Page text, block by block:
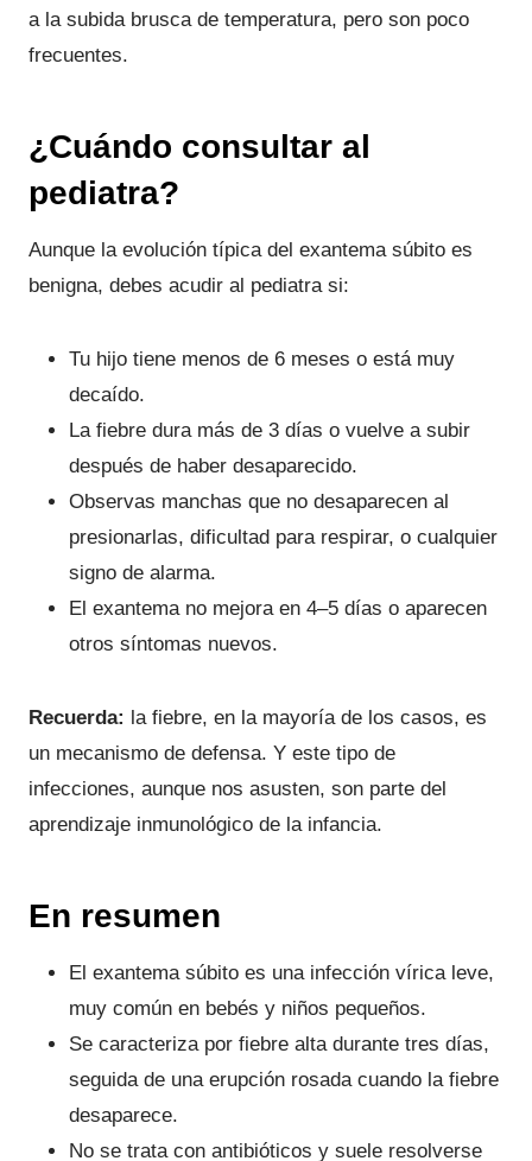
a la subida brusca de temperatura, pero son poco
frecuentes.
¿Cuándo consultar al
pediatra?
Aunque la evolución típica del exantema súbito es
benigna, debes acudir al pediatra si:
Tu hijo tiene menos de 6 meses o está muy
decaído.
La fiebre dura más de 3 días o vuelve a subir
después de haber desaparecido.
Observas manchas que no desaparecen al
presionarlas, dificultad para respirar, o cualquier
signo de alarma.
El exantema no mejora en 4–5 días o aparecen
otros síntomas nuevos.
Recuerda: la fiebre, en la mayoría de los casos, es
un mecanismo de defensa. Y este tipo de
infecciones, aunque nos asusten, son parte del
aprendizaje inmunológico de la infancia.
En resumen
El exantema súbito es una infección vírica leve,
muy común en bebés y niños pequeños.
Se caracteriza por fiebre alta durante tres días,
seguida de una erupción rosada cuando la fiebre
desaparece.
No se trata con antibióticos y suele resolverse